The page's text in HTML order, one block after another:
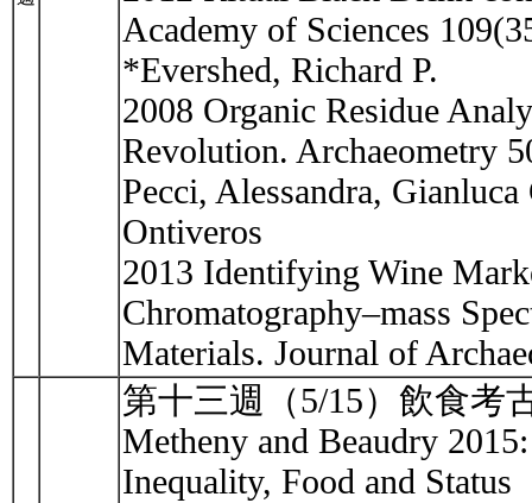
Academy of Sciences
*Evershed, Richard P.
2008 Organic Residue
Revolution. Archaeometry
Pecci, Alessandra,
Ontiveros
2013 Identifying Wine
Chromatography–mass
Materials. Journal of
第十三週（5/15）飲食考
Metheny and Beaudry
Inequality, Food and Status